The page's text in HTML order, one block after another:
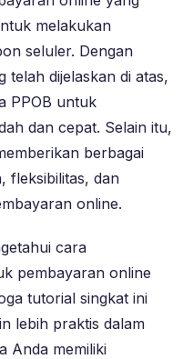
melakukan
seluler. Dengan
telah dijelaskan di atas,
PPOB untuk
dan cepat. Selain itu,
berbagai
fleksibilitas, dan
online.
cara
pembayaran online
tutorial singkat ini
lebih praktis dalam
Anda memiliki